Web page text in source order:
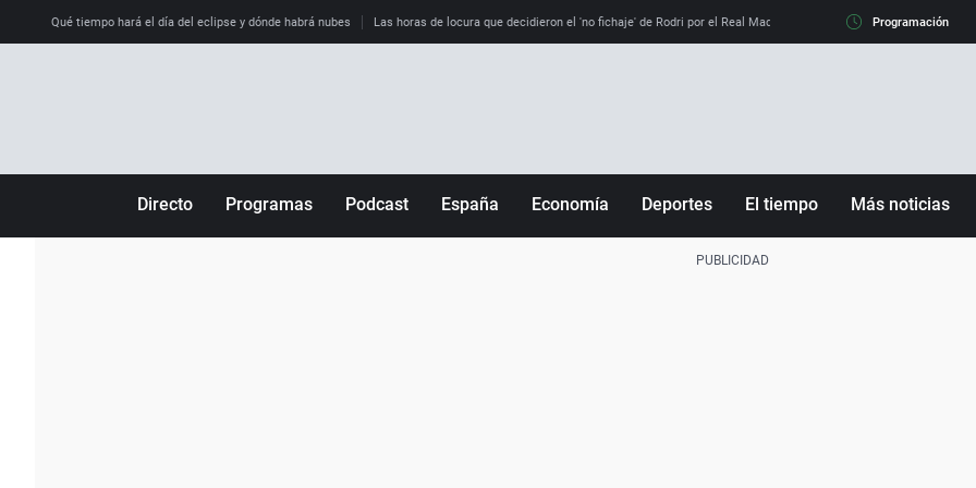
Qué tiempo hará el día del eclipse y dónde habrá nubes Las horas de locura que decidieron el 'no fichaje' de Rodri por el Real Madrid y su 'sí' al Barça La llamada
Programación
Directo Programas Podcast España Economía Deportes El tiempo Más noticias